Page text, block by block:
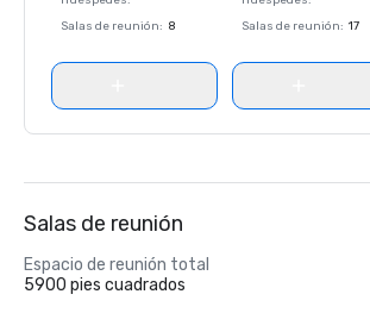
Salas de reunión: 8 Salas de reunión: 17
Salas de reunión
Espacio de reunión total
5900 pies cuadrados